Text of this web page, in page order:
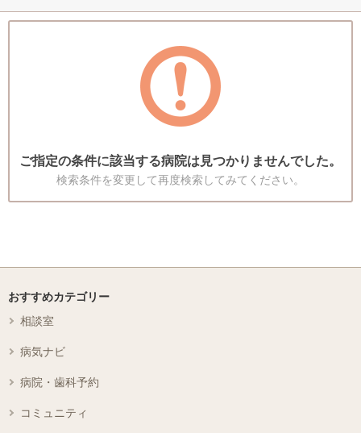
ご指定の条件に該当する病院は見つかりませんでした。
検索条件を変更して再度検索してみてください。
おすすめカテゴリー
相談室
病気ナビ
病院・歯科予約
コミュニティ